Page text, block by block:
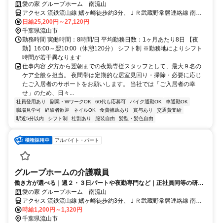
愛の家 グループホーム 南流山
アクセス 流鉄流山線 鰭ヶ崎徒歩約3分、ＪＲ武蔵野常磐連絡線 南流
山A2口徒歩約9分、つくばエクスプレス 南流山A2口徒歩約9分 流鉄流
山線「鰭ヶ崎駅」より徒歩3分
日給25,200円～27,120円
千葉県流山市
勤務時間 実働時間：8時間/日 平均勤務日数：1ヶ月あたり8日 【夜
勤】16:00～翌10:00（休憩120分） シフト制 ※勤務地によりシフト
時間が若干異なります
仕事内容 夕方から翌朝までの夜勤専従スタッフとして、最大９名の
ケア全般を担当。 夜間帯は定期的な居室見回り・掃除・必要に応じ
たご入居者のサポートをお願いします。 当社では「ご入居者の幸
せ」のため、日々...
社員登用あり 副業・WワークOK 60代も応募可 バイク通勤OK
車通勤OK
職場見学可
経験者歓迎 ネイルOK 食費補助あり 賞与あり
交通費支給
駅近5分以内
シフト制 社割あり 服装自由 髪型・髪色自由
アルバイト・パート
グループホームの介護職員
働き方が選べる｜週２・３日パートや夜勤専門など｜正社員同等の研修
や福利厚生あり♪
愛の家 グループホーム 南流山
アクセス 流鉄流山線 鰭ヶ崎徒歩約3分、ＪＲ武蔵野常磐連絡線 南流
山A2口徒歩約9分、つくばエクスプレス 南流山A2口徒歩約9分 流鉄流
山線「鰭ヶ崎駅」より徒歩3分
時給1,200円～1,320円
千葉県流山市